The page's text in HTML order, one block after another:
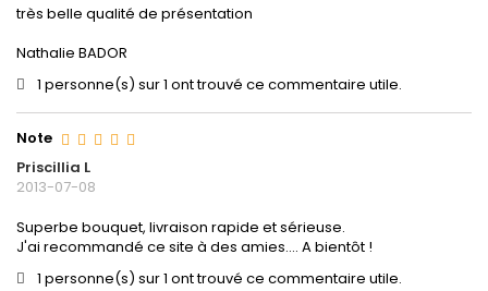
très belle qualité de présentation
Nathalie BADOR
1 personne(s) sur 1 ont trouvé ce commentaire utile.
Note
Priscillia L
2013-07-08
Superbe bouquet, livraison rapide et sérieuse.
J'ai recommandé ce site à des amies.... A bientôt !
1 personne(s) sur 1 ont trouvé ce commentaire utile.